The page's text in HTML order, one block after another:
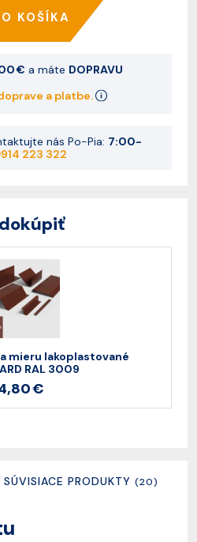
KOŠÍKA
€ a máte DOPRAVU
a platbe.
nás Po-Pia: 7:00-
223 322
mieru lakoplastované
RAL 3009
€
SÚVISIACE PRODUKTY (20)